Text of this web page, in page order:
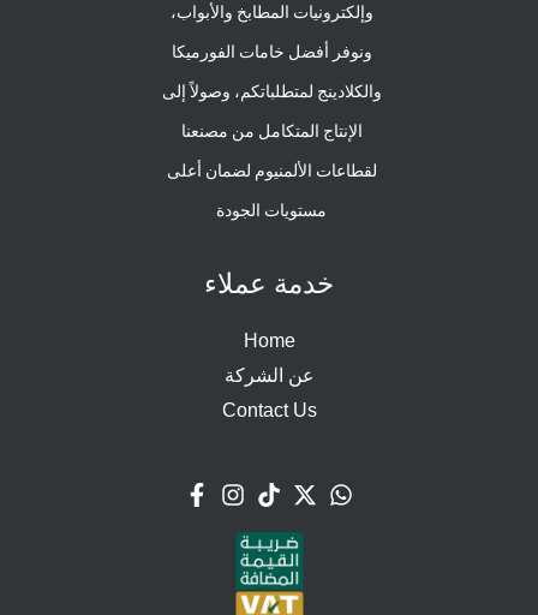
وإلكترونيات المطابخ والأبواب،
ونوفر أفضل خامات الفورميكا
والكلادينج لمتطلباتكم، وصولاً إلى
الإنتاج المتكامل من مصنعنا
لقطاعات الألمنيوم لضمان أعلى
مستويات الجودة
خدمة عملاء
Home
عن الشركة
Contact Us